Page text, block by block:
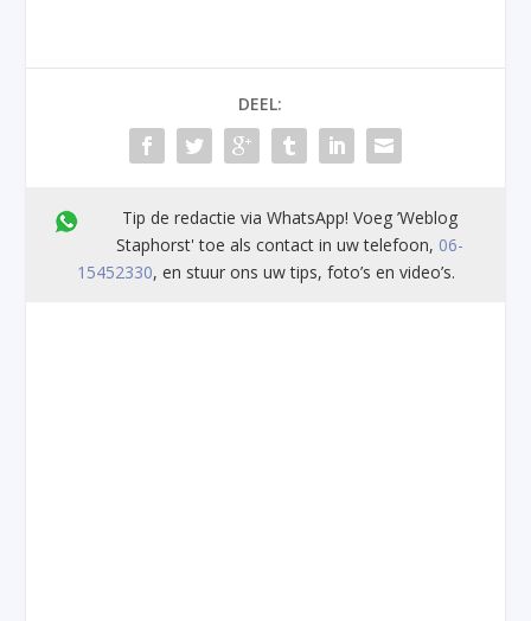
DEEL:
Tip de redactie via WhatsApp! Voeg ’Weblog
Staphorst' toe als contact in uw telefoon, 06-
15452330, en stuur ons uw tips, foto’s en video’s.